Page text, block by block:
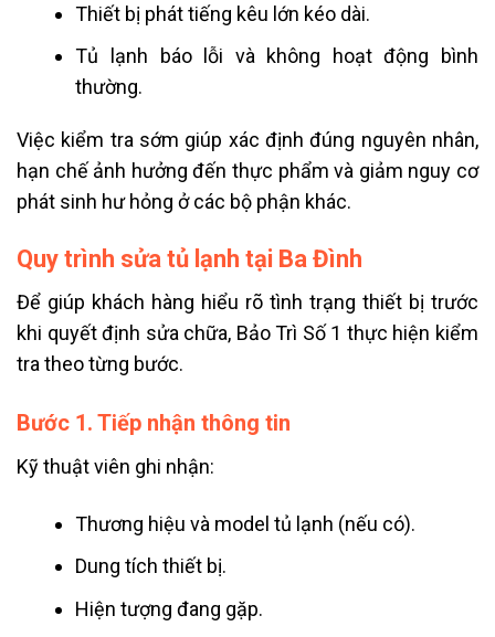
Thiết bị phát tiếng kêu lớn kéo dài.
Tủ lạnh báo lỗi và không hoạt động bình
thường.
Việc kiểm tra sớm giúp xác định đúng nguyên nhân,
hạn chế ảnh hưởng đến thực phẩm và giảm nguy cơ
phát sinh hư hỏng ở các bộ phận khác.
Quy trình sửa tủ lạnh tại Ba Đình
Để giúp khách hàng hiểu rõ tình trạng thiết bị trước
khi quyết định sửa chữa, Bảo Trì Số 1 thực hiện kiểm
tra theo từng bước.
Bước 1. Tiếp nhận thông tin
Kỹ thuật viên ghi nhận:
Thương hiệu và model tủ lạnh (nếu có).
Dung tích thiết bị.
Hiện tượng đang gặp.